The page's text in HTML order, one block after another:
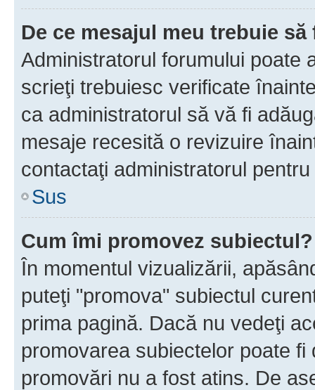
De ce mesajul meu trebuie
Administratorul forumului poate
scrieţi trebuiesc verificate
ca administratorul să vă fi
mesaje recesită o revizuire
contactaţi administratorul
Sus
Cum îmi promovez subiectul?
În momentul vizualizării,
puteţi "promova" subiectul
prima pagină. Dacă nu vedeţi
promovarea subiectelor poate
promovări nu a fost atins. De